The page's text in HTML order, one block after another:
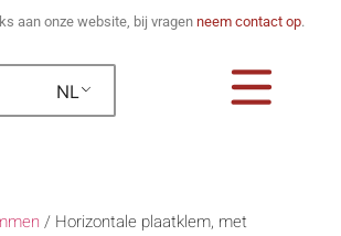
aan onze website, bij vragen neem contact op.
NL
/ Horizontale plaatklem, met